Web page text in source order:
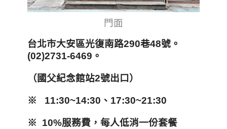
門面
台北市大安區光復南路290巷48號。
(02)2731-6469 。
（國父紀念館站2號出口）
※ 11:30~14:30 、17:30~21:30
※ 10%服務費，每人低消一份套餐